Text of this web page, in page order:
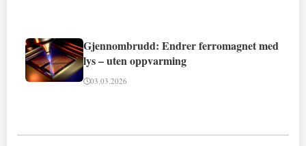
Gjennombrudd: Endrer ferromagnet med
lys – uten oppvarming
03.03.2026